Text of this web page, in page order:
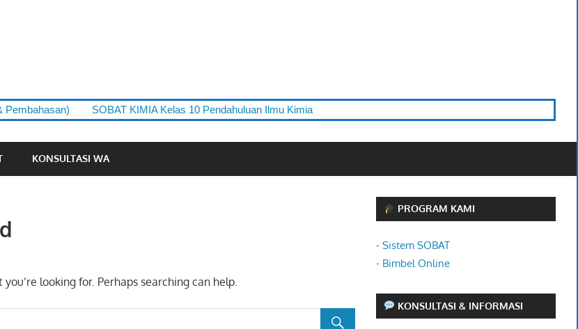
SOBAT KIMIA Kelas 10 Pendahuluan Ilmu Kimia
KONSULTASI WA
looking for. Perhaps searching can help.
PROGRAM KAMI
- Sistem SOBAT
- Bimbel Online
KONSULTASI & INFORMASI